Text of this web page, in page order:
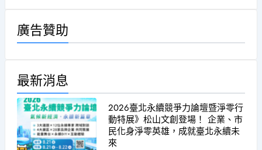
廣告贊助
最新消息
2026臺北永續競爭力論壇暨淨零行
動特展》松山文創登場！ 企業、市
民化身淨零英雄，成就臺北永續未
來